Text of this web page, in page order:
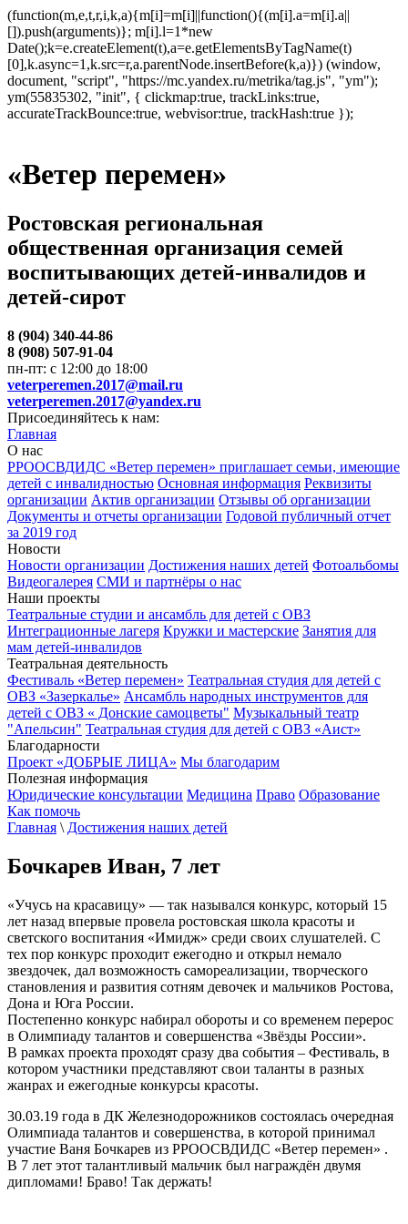
(function(m,e,t,r,i,k,a){m[i]=m[i]||function(){(m[i].a=m[i].a||
[]).push(arguments)}; m[i].l=1*new
Date();k=e.createElement(t),a=e.getElementsByTagName(t)
[0],k.async=1,k.src=r,a.parentNode.insertBefore(k,a)}) (window,
document, "script", "https://mc.yandex.ru/metrika/tag.js", "ym");
ym(55835302, "init", { clickmap:true, trackLinks:true,
accurateTrackBounce:true, webvisor:true, trackHash:true });
«Ветер перемен»
Ростовская региональная
общественная организация семей
воспитывающих детей-инвалидов и
детей-сирот
8 (904) 340-44-86
8 (908) 507-91-04
пн-пт: с 12:00 до 18:00
veterperemen.2017@mail.ru
veterperemen.2017@yandex.ru
Присоединяйтесь к нам:
Главная
О нас
РРООСВДИДС «Ветер перемен» приглашает семьи, имеющие
детей с инвалидностью Основная информация Реквизиты
организации Актив организации Отзывы об организации
Документы и отчеты организации Годовой публичный отчет
за 2019 год
Новости
Новости организации Достижения наших детей Фотоальбомы
Видеогалерея СМИ и партнёры о нас
Наши проекты
Театральные студии и ансамбль для детей с ОВЗ
Интеграционные лагеря Кружки и мастерские Занятия для
мам детей-инвалидов
Театральная деятельность
Фестиваль «Ветер перемен» Театральная студия для детей с
ОВЗ «Зазеркалье» Ансамбль народных инструментов для
детей с ОВЗ « Донские самоцветы" Музыкальный театр
"Апельсин" Театральная студия для детей с ОВЗ «Аист»
Благодарности
Проект «ДОБРЫЕ ЛИЦА» Мы благодарим
Полезная информация
Юридические консультации Медицина Право Образование
Как помочь
Главная \ Достижения наших детей
Бочкарев Иван, 7 лет
«Учусь на красавицу» — так назывался конкурс, который 15
лет назад впервые провела ростовская школа красоты и
светского воспитания «Имидж» среди своих слушателей. С
тех пор конкурс проходит ежегодно и открыл немало
звездочек, дал возможность самореализации, творческого
становления и развития сотням девочек и мальчиков Ростова,
Дона и Юга России.
Постепенно конкурс набирал обороты и со временем перерос
в Олимпиаду талантов и совершенства «Звёзды России».
В рамках проекта проходят сразу два события – Фестиваль, в
котором участники представляют свои таланты в разных
жанрах и ежегодные конкурсы красоты.
30.03.19 года в ДК Железнодорожников состоялась очередная
Олимпиада талантов и совершенства, в которой принимал
участие Ваня Бочкарев из РРООСВДИДС «Ветер перемен» .
В 7 лет этот талантливый мальчик был награждён двумя
дипломами! Браво! Так держать!